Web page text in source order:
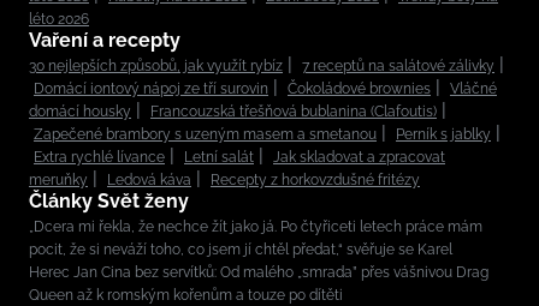
léto 2026
Vaření a recepty
30 nejlepších způsobů, jak využít rybíz
7 receptů na salátové zálivky
Domácí iontový nápoj ze tří surovin
Čokoládové brownies
Vláčné
domácí housky
Francouzská třešňová bublanina (Clafoutis)
Zapečené brambory s uzeným masem a smetanou
Perník s jablky
Extra rychlé lívance
Letní salát
Jak skladovat a zpracovat
meruňky
Ledová káva Recepty z horkovzdušné fritézy
Články Svět ženy
„Dcera mi řekla, že nechce žít jako já. Po čtyřiceti letech práce mám
pocit, že si neváží toho, co jsem jí chtěl předat,“ svěřuje se Karel
Herec Jan Cina bez servítků: Od malého „smrada” přes vášnivou Drag
Queen až k romským kořenům a touze po dítěti